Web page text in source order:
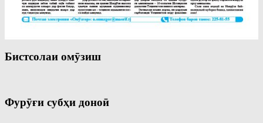
Бистсолаи омӯзиш
Фурӯғи субҳи доноӣ